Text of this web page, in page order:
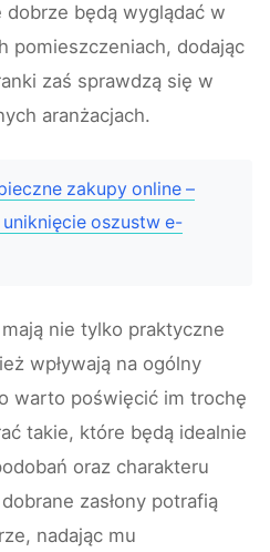
będą wyglądać w
pomieszczeniach, dodając
zaś sprawdzą się w
aranżacjach.
zakupy online –
oszustw e-
nie tylko praktyczne
wpływają na ogólny
warto poświęcić im trochę
takie, które będą idealnie
oraz charakteru
zasłony potrafią
nadając mu